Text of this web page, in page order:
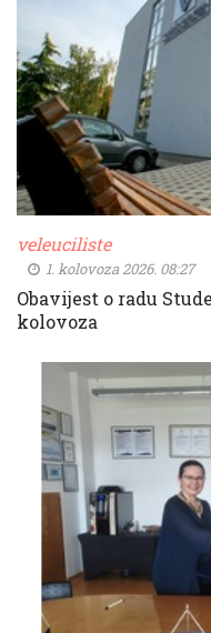
veleuciliste
1. kolovoza 2026. 08:27
Obavijest o radu
kolovoza